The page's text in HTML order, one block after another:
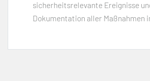
sicherheitsrelevante Ereignisse
Dokumentation aller Maßnahmen